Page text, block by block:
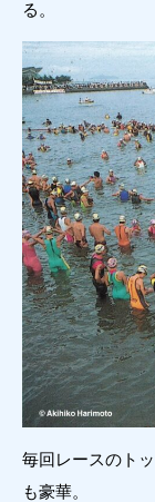
る。
毎回レースのト
も豪華。